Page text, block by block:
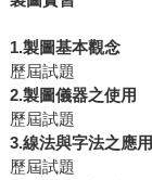
1.製圖基本觀念
歷屆試題
2.製圖儀器之使用
歷屆試題
3.線法與字法之應用
歷屆試題